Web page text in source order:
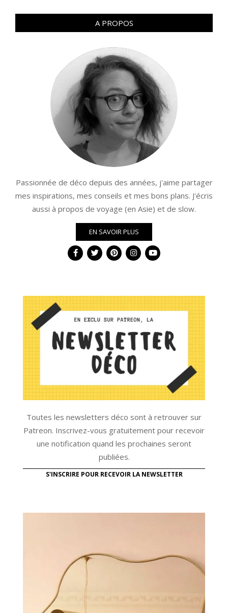
A PROPOS
Passionnée de déco depuis des années, j'aime partager
mes inspirations, mes conseils et mes bons plans. J'écris
aussi à propos de voyage (en Asie) et de slow.
EN SAVOIR PLUS
Toutes les newsletters déco sont à retrouver sur
Patreon. Inscrivez-vous gratuitement pour recevoir
une notification quand les prochaines seront
publiées.
S'INSCRIRE POUR RECEVOIR LA NEWSLETTER